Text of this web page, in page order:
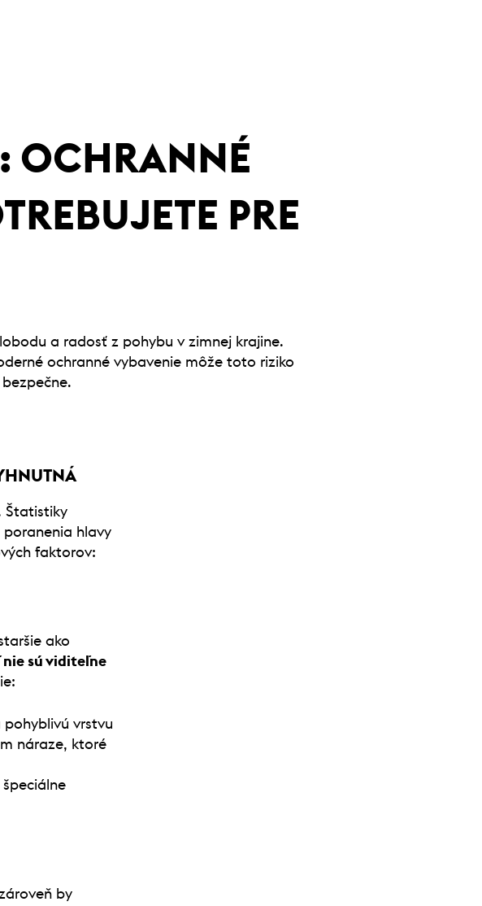
OCHRANNÉ
PRE
a radosť z pohybu v zimnej krajine.
ochranné vybavenie môže toto riziko
Štatistiky
poranenia hlavy
faktorov:
ako
nie sú viditeľne
vrstvu
náraze, ktoré
by